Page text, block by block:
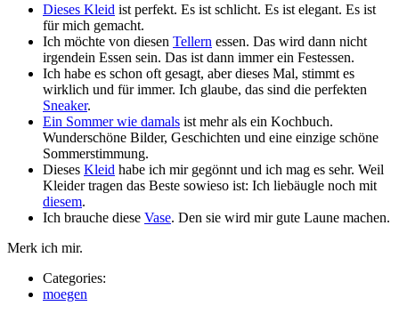
Dieses Kleid ist perfekt. Es ist schlicht. Es ist elegant. Es ist
für mich gemacht.
Ich möchte von diesen Tellern essen. Das wird dann nicht
irgendein Essen sein. Das ist dann immer ein Festessen.
Ich habe es schon oft gesagt, aber dieses Mal, stimmt es
wirklich und für immer. Ich glaube, das sind die perfekten
Sneaker.
Ein Sommer wie damals ist mehr als ein Kochbuch.
Wunderschöne Bilder, Geschichten und eine einzige schöne
Sommerstimmung.
Dieses Kleid habe ich mir gegönnt und ich mag es sehr. Weil
Kleider tragen das Beste sowieso ist: Ich liebäugle noch mit
diesem.
Ich brauche diese Vase. Den sie wird mir gute Laune machen.
Merk ich mir.
Categories:
moegen